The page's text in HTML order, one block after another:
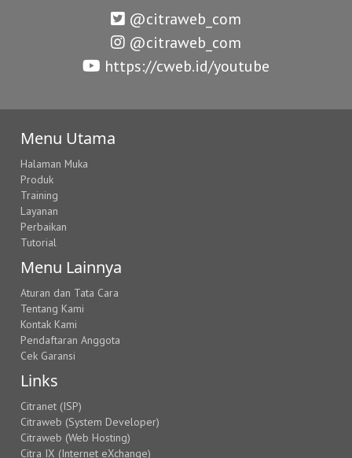
@citraweb_com
@citraweb_com
https://cweb.id/youtube
Menu Utama
Halaman Muka
Produk
Training
Layanan
Perbaikan
Tutorial
Menu Lainnya
Aturan dan Tata Cara
Tentang Kami
Kontak Kami
Pendaftaran Anggota
Cek Garansi
Links
Citranet (ISP)
Citraweb (System Developer)
Citraweb (Web Hosting)
Citra IX (Internet eXchange)